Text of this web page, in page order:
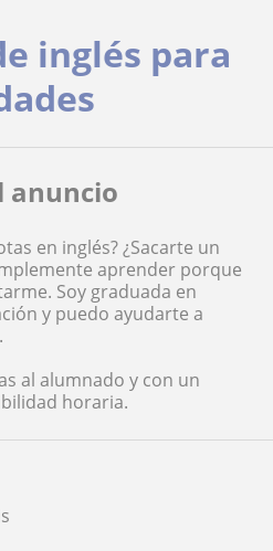
inglés para
anuncio
en inglés? ¿Sacarte un
aprender porque
Soy graduada en
y puedo ayudarte a
al alumnado y con un
horaria.